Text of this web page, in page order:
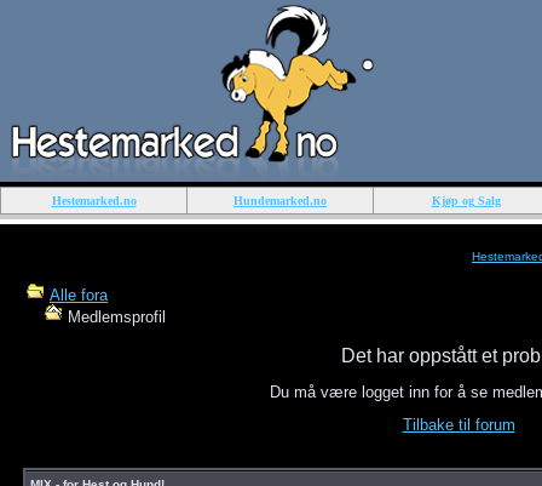
Hestemarked.no Hundemarked.no Kjøp og Salg
Alle fora
Medlemsprofil
Det har oppstått et
Du må være logget inn for å se
Tilbake til forum